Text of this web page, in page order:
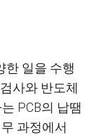
한 일을 수행
검사와 반도체
PCB의 납땜
과정에서